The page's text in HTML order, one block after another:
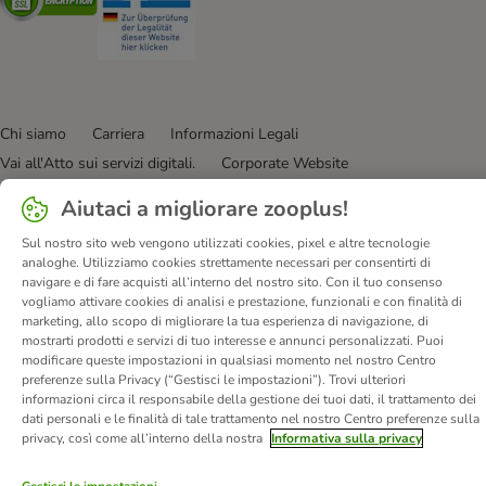
Chi siamo Carriera
Informazioni Legali
Vai all'Atto sui servizi digitali.
Corporate Website
Condizioni Generali
Disposizioni ambientali & smaltimento
Contatto
Spese e tempi di consegna
Metodi di Pagamento
Privacy
I clienti dicono di noi
Dichiarazione di accessibilità
© zooplus SE 2026
Aiutaci a migliorare zooplus!
Sul nostro sito web vengono utilizzati cookies, pixel e altre tecnologie
analoghe. Utilizziamo cookies strettamente necessari per consentirti di
navigare e di fare acquisti all’interno del nostro sito. Con il tuo consenso
vogliamo attivare cookies di analisi e prestazione, funzionali e con finalità di
marketing, allo scopo di migliorare la tua esperienza di navigazione, di
mostrarti prodotti e servizi di tuo interesse e annunci personalizzati. Puoi
modificare queste impostazioni in qualsiasi momento nel nostro Centro
preferenze sulla Privacy (“Gestisci le impostazioni”). Trovi ulteriori
informazioni circa il responsabile della gestione dei tuoi dati, il trattamento dei
dati personali e le finalità di tale trattamento nel nostro Centro preferenze sulla
privacy, così come all’interno della nostra Informativa sulla privacy